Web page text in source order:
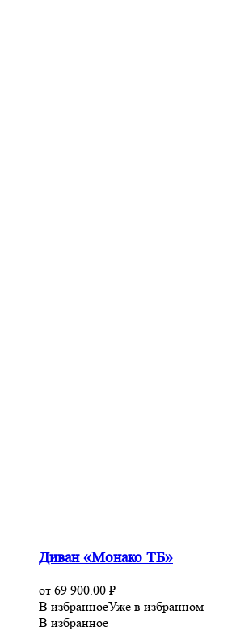
Диван «Монако ТБ»
от 69 900.00 ₽
В избранноеУже в избранном
В избранное